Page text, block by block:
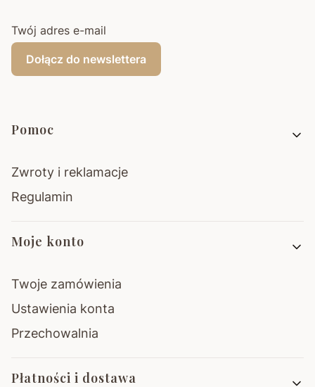
Twój adres e-mail
Dołącz do newslettera
Linki w stopce
Pomoc
Zwroty i reklamacje
Regulamin
Moje konto
Twoje zamówienia
Ustawienia konta
Przechowalnia
Płatności i dostawa